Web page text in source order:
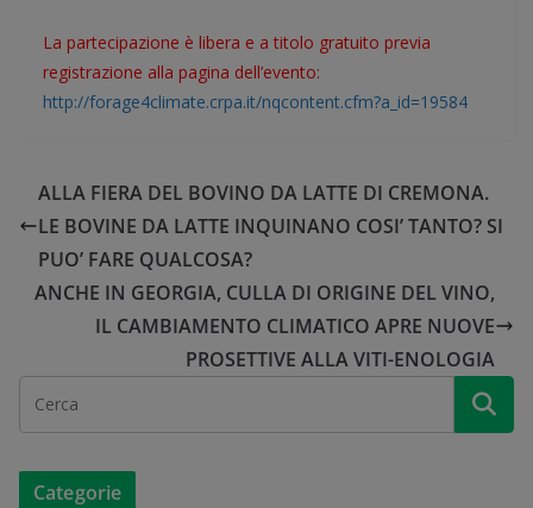
La partecipazione è libera e a titolo gratuito previa
registrazione alla pagina dell’evento:
http://forage4climate.crpa.it/nqcontent.cfm?a_id=19584
ALLA FIERA DEL BOVINO DA LATTE DI CREMONA.
LE BOVINE DA LATTE INQUINANO COSI’ TANTO? SI
PUO’ FARE QUALCOSA?
ANCHE IN GEORGIA, CULLA DI ORIGINE DEL VINO,
IL CAMBIAMENTO CLIMATICO APRE NUOVE
PROSETTIVE ALLA VITI-ENOLOGIA
Categorie